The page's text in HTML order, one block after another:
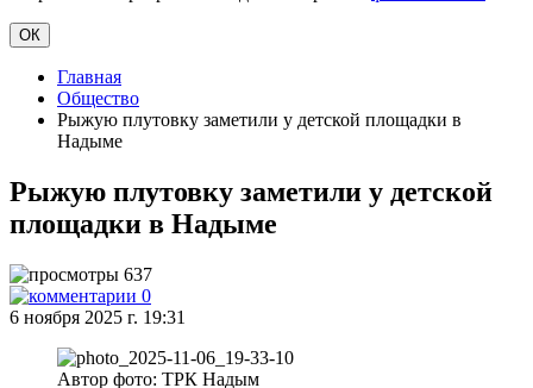
ОК
Главная
Общество
Рыжую плутовку заметили у детской площадки в
Надыме
Рыжую плутовку заметили у детской
площадки в Надыме
637
0
6 ноября 2025 г. 19:31
Автор фото: ТРК Надым